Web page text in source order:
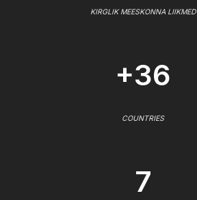
KIRGLIK MEESKONNA LIIKMED
+36
COUNTRIES
7